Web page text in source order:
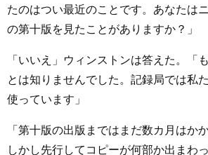
たのはつい最近のことです。あなたは
の第十版を見たことがありますか？」
「いいえ」ウィンストンは答えた。「
とは知りませんでした。記録局では私
使っています」
「第十版の出版まではまだ数カ月はか
しかし先行してコピーが何部か出まわ